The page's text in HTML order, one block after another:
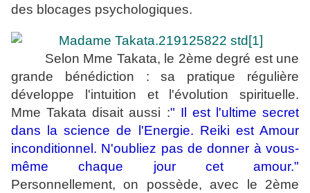
des blocages psychologiques.
Selon Mme Takata, le 2ème degré est une
grande bénédiction : sa pratique régulière
développe l'intuition et l'évolution spirituelle.
Mme Takata disait aussi :" Il est l'ultime secret
dans la science de l'Energie. Reiki est Amour
inconditionnel. N'oubliez pas de donner à vous-
même chaque jour cet amour."
Personnellement, on possède, avec le 2ème